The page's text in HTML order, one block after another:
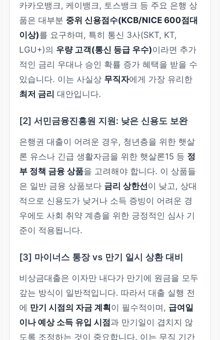
카카오뱅크, 케이뱅크, 토스뱅크 등 주요 은행 상
품은 대부분 중위 신용점수(KCB/NICE 600점대
이상)를 요구하며, 특히 통신 3사(SKT, KT,
LGU+)의 우량 고객(통신 등급 우수)이라면 추가
적인 금리 우대나 승인 확률 증가 혜택을 받을 수
있습니다. 이는 사실상 무직자에게 가장 유리한
최저 금리 대안입니다.
[2] 서민금융진흥원 지원: 낮은 신용도 보완
은행권 대출이 어려운 경우, 청년층을 위한 햇살
론 유스나 긴급 생활자금을 위한 햇살론15 등 정
부 정책 금융 상품을 고려해야 합니다. 이 상품들
은 일반 금융 상품보다 금리 상한선이 낮고, 상대
적으로 신용도가 낮거나 소득 증빙이 어려운 경
우에도 사회 취약 계층을 위한 긍정적인 심사 기
준이 적용됩니다.
[3] 마이너스 통장 vs 만기 일시 상환 대비
비상금대출은 이자만 내다가 만기에 원금을 모두
갚는 방식이 일반적입니다. 따라서 대출 실행 전
에 만기 시점의 자금 계획 이 필수적이며, 급여일
이나 예상 소득 유입 시점 과 만기일이 겹치지 않
도록 조정하는 것이 중요합니다. 이는 무직 기간